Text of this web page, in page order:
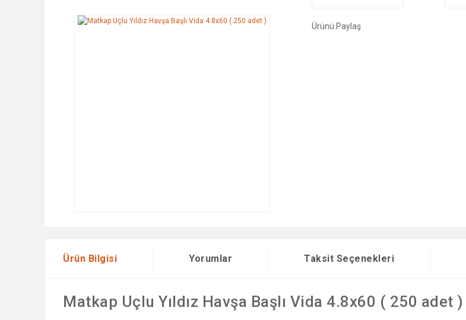
Ürünü Paylaş
Ürün Bilgisi Yorumlar Taksit Seçenekleri
Matkap Uçlu Yıldız Havşa Başlı Vida 4.8x60 ( 250 adet )